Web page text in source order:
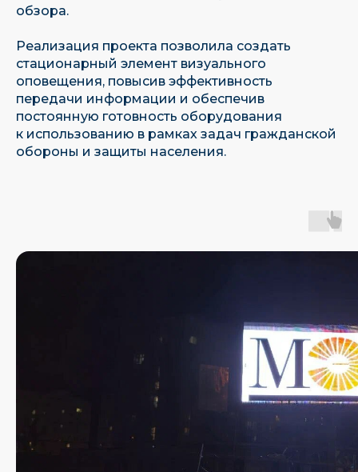
обзора.
Реализация проекта позволила создать
стационарный элемент визуального
оповещения, повысив эффективность
передачи информации и обеспечив
постоянную готовность оборудования
к использованию в рамках задач гражданской
обороны и защиты населения.
Имеем собственную научно-
исследовательскую базу
дистрибьютор
сертифицированный